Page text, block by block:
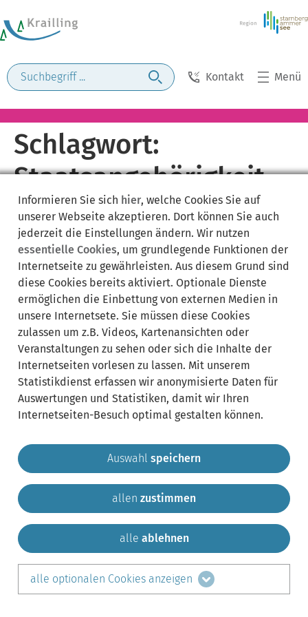
Kontakt Menü
Schlagwort:
Staatsangehörigkeit
durch Einbürgerung
Gemeinde Krailling Impressum
Sitemap
Kontakt
teilen auf:
LinkedIn
Informieren Sie sich hier, welche Cookies Sie auf
unserer Webseite akzeptieren. Dort können Sie auch
jederzeit die Einstellungen ändern. Wir nutzen
essentielle Cookies, um grundlegende Funktionen der
Internetseite zu gewährleisten. Aus diesem Grund sind
diese Cookies bereits aktiviert. Optionale Dienste
ermöglichen die Einbettung von externen Medien in
unsere Internetsete. Sie müssen diese Cookies
zulassen um z.B. Videos, Kartenansichten oder
Veranstaltungen zu sehen oder sich die Inhalte der
Internetseiten vorlesen zu lassen. Mit unserem
Statistikdienst erfassen wir anonymisierte Daten für
Auswertungen und Statistiken, damit wir Ihren
Internetseiten-Besuch optimal gestalten können.
Auswahl speichern
allen zustimmen
alle ablehnen
alle optionalen Cookies anzeigen